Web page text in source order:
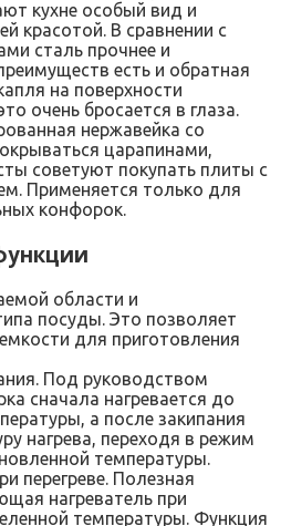
кухне особый вид и
красотой. В сравнении с
сталь прочнее и
есть и обратная
на поверхности
очень бросается в глаза.
нержавейка со
царапинами,
советуют покупать плиты с
Применяется только для
конфорок.
области и
посуды. Это позволяет
для приготовления
Под руководством
сначала нагревается до
а после закипания
нагрева, переходя в режим
температуры.
перегреве. Полезная
нагреватель при
температуры. Функция